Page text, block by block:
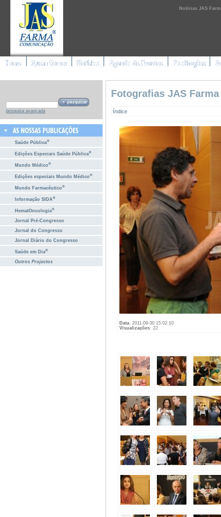
Notícias JAS
pesquisa avançada
Saúde Pública®
Edições Especiais Saúde Pública®
Mundo Médico®
Edições especiais Mundo Médico®
Mundo Farmacêutico®
Informação SIDA®
HematOncologia®
Jornal Pré-Congresso
Jornal do Congresso
Jornal Diário do Congresso
Saúde em Dia®
Outros Projectos
Fotografias JAS
Índice
Data: 2011-09-30 15:02:10
Visualizações: 22